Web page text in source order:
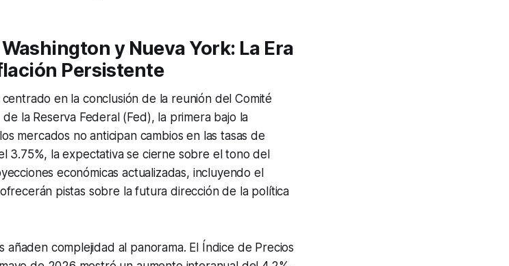
y Nueva York: La Era
Persistente
centrado en la conclusión de la reunión del Comité
la Reserva Federal (Fed), la primera bajo la
mercados no anticipan cambios en las tasas de
3.75%, la expectativa se cierne sobre el tono del
económicas actualizadas, incluyendo el
pistas sobre la futura dirección de la política
añaden complejidad al panorama. El Índice de Precios